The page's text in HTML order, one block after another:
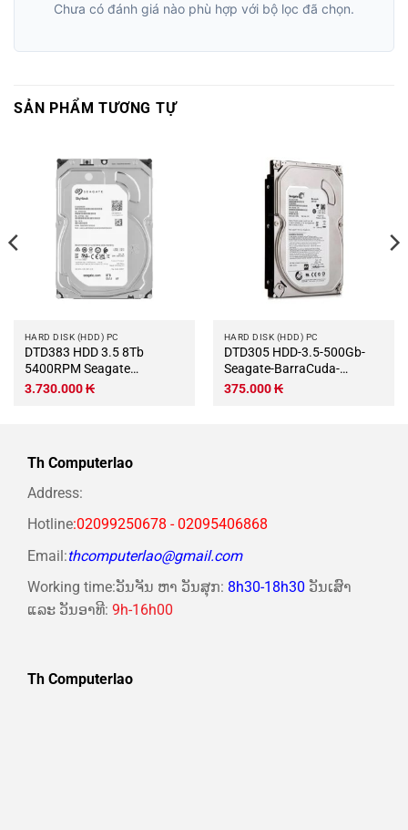
Chưa có đánh giá nào phù hợp với bộ lọc đã chọn.
SẢN PHẨM TƯƠNG TỰ
HARD DISK (HDD) PC
DTD383 HDD 3.5 8Tb
5400RPM Seagate
SkyHawk
3.730.000₭
HARD DISK (HDD) PC
DTD305 HDD-3.5-500Gb-
Seagate-BarraCuda-
DTD305
375.000₭
Th Computerlao
Address:
Hotline:02099250678 - 02095406868
Email:thcomputerlao@gmail.com
Working time:ວັນຈັນ ຫາ ວັນສຸກ: 8h30-18h30 ວັນເສົາ
ແລະ ວັນອາທີ: 9h-16h00
Th Computerlao